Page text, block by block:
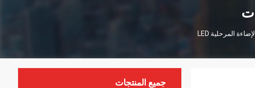
جميع المنتجات